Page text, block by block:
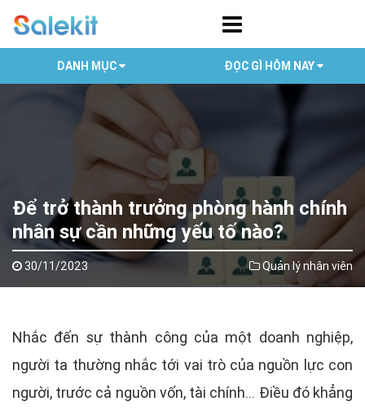
DANH MỤC ĐỌC GÌ HÔM NAY
Để trở thành trưởng phòng hành chính
nhân sự cần những yếu tố nào?
30/11/2023 Quản lý nhân viên
Nhắc đến sự thành công của một doanh nghiệp,
người ta thường nhắc tới vai trò của nguồn lực con
người, trước cả nguồn vốn, tài chính… Điều đó khẳng